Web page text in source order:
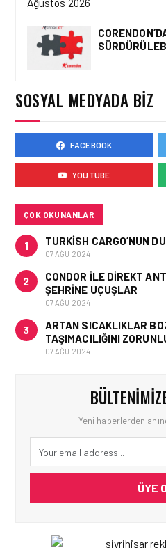
SOSYAL MEDYADA BIZ
FACEBOOK
YOUTUBE
ÇOK OKUNANLAR
1 TURKISH CARGO’NUN
07 AĞU 2024
2
CONDOR ILE DIREKT
ŞEHRINE UÇUŞLAR
07 AĞU 2024
3
ARTAN SICAKLIKLAR
TAŞIMACILIĞINI
07 AĞU 2024
Yeni haberlerden
ÜYE